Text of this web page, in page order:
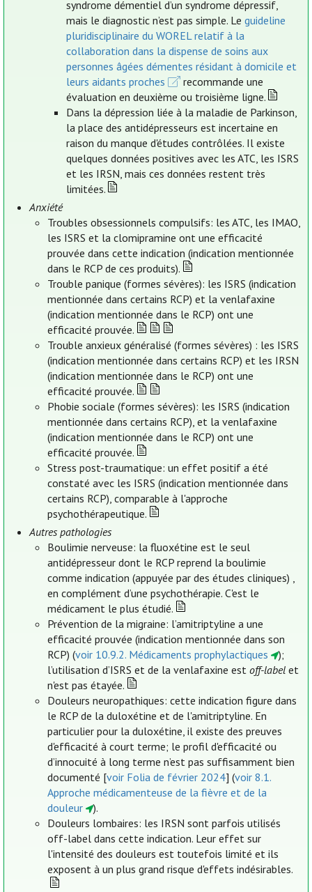
syndrome démentiel d’un syndrome dépressif,
mais le diagnostic n’est pas simple. Le guideline
pluridisciplinaire du WOREL relatif à la
collaboration dans la dispense de soins aux
personnes âgées démentes résidant à domicile et
leurs aidants proches
recommande une
évaluation en deuxième ou troisième ligne.
Dans la dépression liée à la maladie de Parkinson,
la place des antidépresseurs est incertaine en
raison du manque d'études contrôlées. Il existe
quelques données positives avec les ATC, les ISRS
et les IRSN, mais ces données restent très
limitées.
Anxiété
Troubles obsessionnels compulsifs: les ATC, les IMAO,
les ISRS et la clomipramine ont une efficacité
prouvée dans cette indication (indication mentionnée
dans le RCP de ces produits).
Trouble panique (formes sévères): les ISRS (indication
mentionnée dans certains RCP) et la venlafaxine
(indication mentionnée dans le RCP) ont une
efficacité prouvée.
Trouble anxieux généralisé (formes sévères) : les ISRS
(indication mentionnée dans certains RCP) et les IRSN
(indication mentionnée dans le RCP) ont une
efficacité prouvée.
Phobie sociale (formes sévères): les ISRS (indication
mentionnée dans certains RCP), et la venlafaxine
(indication mentionnée dans le RCP) ont une
efficacité prouvée.
Stress post-traumatique: un effet positif a été
constaté avec les ISRS (indication mentionnée dans
certains RCP), comparable à l'approche
psychothérapeutique.
Autres pathologies
Boulimie nerveuse: la fluoxétine est le seul
antidépresseur dont le RCP reprend la boulimie
comme indication (appuyée par des études cliniques) ,
en complément d’une psychothérapie. C'est le
médicament le plus étudié.
Prévention de la migraine: l’amitriptyline a une
efficacité prouvée (indication mentionnée dans son
RCP) (voir 10.9.2. Médicaments prophylactiques
);
l’utilisation d’ISRS et de la venlafaxine estoff-label et
n'est pas étayée.
Douleurs neuropathiques: cette indication figure dans
le RCP de la duloxétine et de l'amitriptyline. En
particulier pour la duloxétine, il existe des preuves
d'efficacité à court terme; le profil d'efficacité ou
d’innocuité à long terme n’est pas suffisamment bien
documenté [voir Folia de février 2024] (voir 8.1.
Approche médicamenteuse de la fièvre et de la
douleur
).
Douleurs lombaires: les IRSN sont parfois utilisés
off-label dans cette indication. Leur effet sur
l'intensité des douleurs est toutefois limité et ils
exposent à un plus grand risque d'effets indésirables.